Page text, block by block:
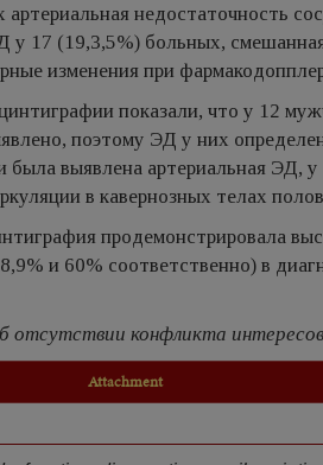
недостаточность
у 17 (19,3,5%) больных,
изменения при
показали, что у 12
поэтому ЭД у них
была выявлена артериальная ЭД,
в кавернозных телах
продемонстрировала
и 60% соответственно) в
отсутствии конфликта
Attachment